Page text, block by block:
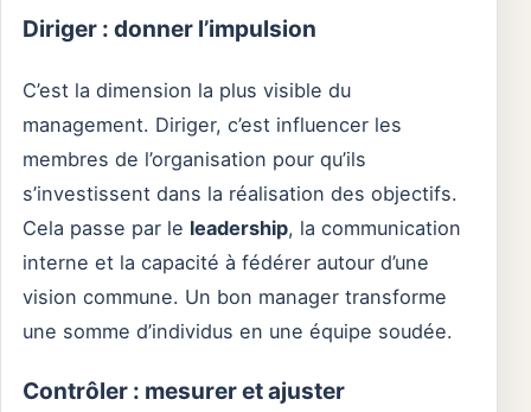
Diriger : donner l’impulsion
C’est la dimension la plus visible du
management. Diriger, c’est influencer les
membres de l’organisation pour qu’ils
s’investissent dans la réalisation des objectifs.
Cela passe par le leadership, la communication
interne et la capacité à fédérer autour d’une
vision commune. Un bon manager transforme
une somme d’individus en une équipe soudée.
Contrôler : mesurer et ajuster